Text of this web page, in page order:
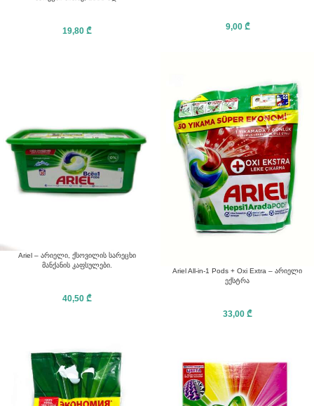
19,80 ₾ 9,00 ₾
Ariel – არიელი, ქსოვილის სარეცხი
მანქანის კაფსულები.
40,50 ₾
Ariel All-in-1 Pods + Oxi Extra – არიელი
ექსტრა
33,00 ₾